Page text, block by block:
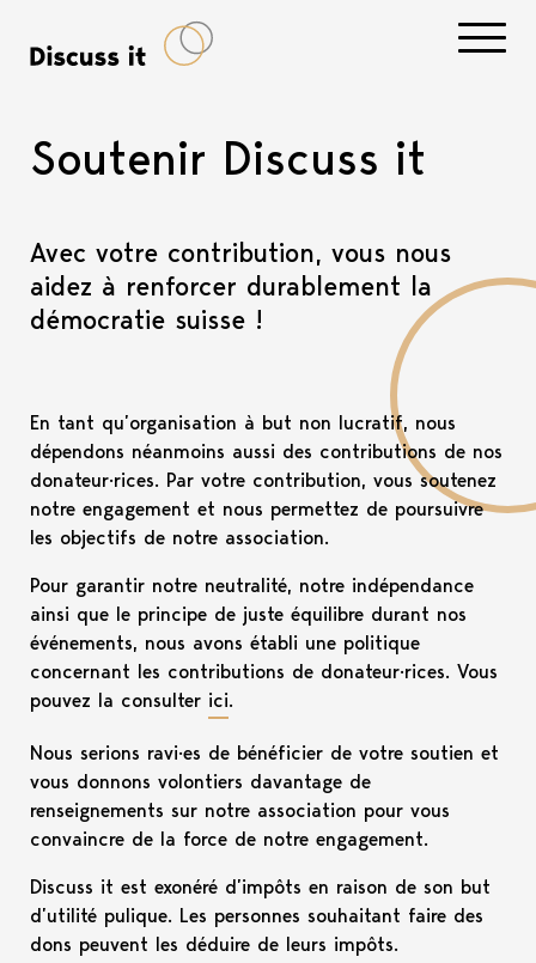
Soutenir Discuss it
Avec votre contribution, vous nous
aidez à renforcer durablement la
démocratie suisse !
En tant qu’organisation à but non lucratif, nous
dépendons néanmoins aussi des contributions de nos
donateur·rices. Par votre contribution, vous soutenez
notre engagement et nous permettez de poursuivre
les objectifs de notre association.
Pour garantir notre neutralité, notre indépendance
ainsi que le principe de juste équilibre durant nos
événements, nous avons établi une politique
concernant les contributions de donateur·rices. Vous
pouvez la consulter ici.
Nous serions ravi·es de bénéficier de votre soutien et
vous donnons volontiers davantage de
renseignements sur notre association pour vous
convaincre de la force de notre engagement.
Discuss it est exonéré d’impôts en raison de son but
d’utilité pulique. Les personnes souhaitant faire des
dons peuvent les déduire de leurs impôts.